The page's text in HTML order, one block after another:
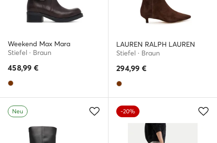
Weekend Max Mara
Stiefel · Braun
458,99 €
LAUREN RALPH LAUREN
Stiefel · Braun
294,99 €
Neu -20%